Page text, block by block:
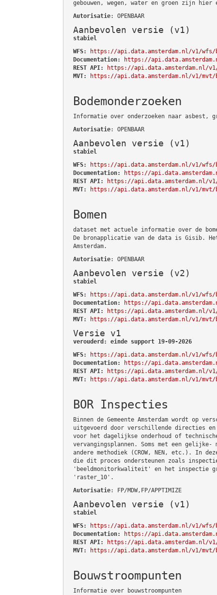
gebouwen, wegen, water en groen zijn hier
Autorisatie: OPENBAAR
Aanbevolen versie (v1)
stabiel
WFS:
https://api.data.amsterdam.nl/v1/wfs/
Documentation:
https://
REST API:
https://api.data.amsterdam.nl/
MVT:
https://api.data.amsterdam.nl/v1/mvt/
Bodemonderzoeken
Informatie over onderzoeken naar asbest,
Autorisatie: OPENBAAR
Aanbevolen versie (v1)
stabiel
WFS:
https://api.data.amsterdam.nl/v1/wfs/
Documentation:
https://
REST API:
https://api.data.amsterdam.nl/v1/
MVT:
https://api.data.amsterdam.nl/v1/mvt/
Bomen
dataset met actuele informatie over de
De bronapplicatie van de data is Gisib. Het
Amsterdam.
Autorisatie: OPENBAAR
Aanbevolen versie (v2)
stabiel
WFS:
https://api.data.amsterdam.nl/v1/wfs/
Documentation:
https://
REST API:
https://api.data.amsterdam.nl/v1/
MVT:
https://api.data.amsterdam.nl/v1/mvt/
Versie v1
verouderd: einde support 19-09-2026
WFS:
https://api.data.amsterdam.nl/v1/wfs/
Documentation:
https://
REST API:
https://api.data.amsterdam.nl/v1/
MVT:
https://api.data.amsterdam.nl/v1/mvt/
BOR Inspecties
Binnen de Gemeente Amsterdam wordt op
uitgevoerd door verschillende directies
voor het dagelijkse onderhoud of
vervangingsplannen. Soms met een gelijke-
andere methodiek (CROW, NEN, etc.). In
die dit proces ondersteunen zoals
'beeldmonitorkwaliteit' en het inspectie
'raster_10'.
Autorisatie: FP/MDW,FP/APPTIMIZE
Aanbevolen versie (v1)
stabiel
WFS:
https://api.data.amsterdam.nl/v1/wfs/
Documentation:
https://
REST API:
https://api.data.amsterdam.nl/
MVT:
https://api.data.amsterdam.nl/v1/mvt/
Bouwstroompunten
Informatie over bouwstroompunten